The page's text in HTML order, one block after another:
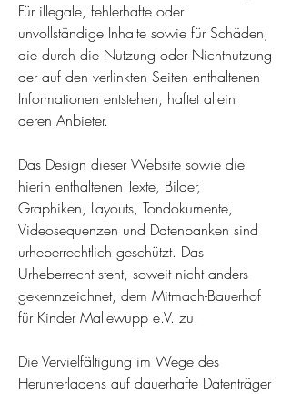
Für illegale, fehlerhafte oder
unvollständige Inhalte sowie für Schäden,
die durch die Nutzung oder Nichtnutzung
der auf den verlinkten Seiten enthaltenen
Informationen entstehen, haftet allein
deren Anbieter.
Das Design dieser Website sowie die
hierin enthaltenen Texte, Bilder,
Graphiken, Layouts, Tondokumente,
Videosequenzen und Datenbanken sind
urheberrechtlich geschützt. Das
Urheberrecht steht, soweit nicht anders
gekennzeichnet, dem Mitmach-Bauerhof
für Kinder Mallewupp e.V. zu.
Die Vervielfältigung im Wege des
Herunterladens auf dauerhafte Datenträger